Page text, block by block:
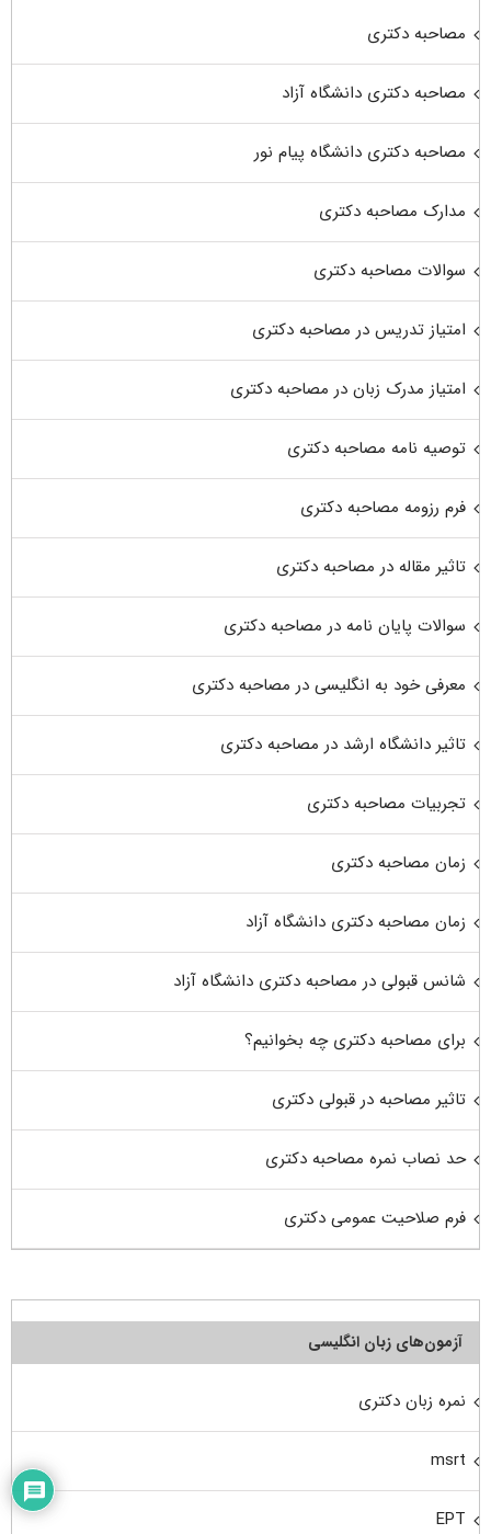
مصاحبه دکتری
مصاحبه دکتری دانشگاه آزاد
مصاحبه دکتری دانشگاه پیام نور
مدارک مصاحبه دکتری
سوالات مصاحبه دکتری
امتیاز تدریس در مصاحبه دکتری
امتیاز مدرک زبان در مصاحبه دکتری
توصیه نامه مصاحبه دکتری
فرم رزومه مصاحبه دکتری
تاثیر مقاله در مصاحبه دکتری
سوالات پایان نامه در مصاحبه دکتری
معرفی خود به انگلیسی در مصاحبه دکتری
تاثیر دانشگاه ارشد در مصاحبه دکتری
تجربیات مصاحبه دکتری
زمان مصاحبه دکتری
زمان مصاحبه دکتری دانشگاه آزاد
شانس قبولی در مصاحبه دکتری دانشگاه آزاد
برای مصاحبه دکتری چه بخوانیم؟
تاثیر مصاحبه در قبولی دکتری
حد نصاب نمره مصاحبه دکتری
فرم صلاحیت عمومی دکتری
آزمون‌های زبان انگلیسی
نمره زبان دکتری
msrt
EPT